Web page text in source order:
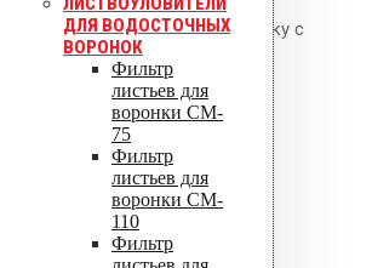
ДЛЯ ВОДОСТОЧНЫХ
ВОРОНОК
Фильтр
листьев для
воронки CM-
75
Фильтр
листьев для
воронки CM-
110
Фильтр
совместимость и надёжную сварку с
кровельным ковром.
Технические
характеристики